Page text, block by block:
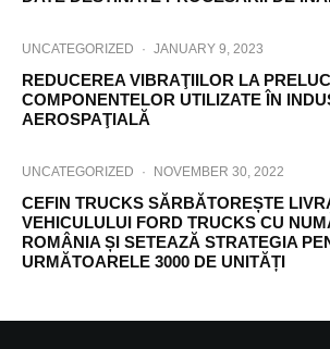
UNCATEGORIZED · JANUARY 9, 2023
REDUCEREA VIBRAŢIILOR LA
COMPONENTELOR UTILIZATE ÎN
AEROSPAŢIALĂ
UNCATEGORIZED · NOVEMBER 30, 2022
CEFIN TRUCKS SĂRBĂTOREȘTE
VEHICULULUI FORD TRUCKS CU
ROMÂNIA ȘI SETEAZĂ STRATEGIA
URMĂTOARELE 3000 DE UNITĂȚI